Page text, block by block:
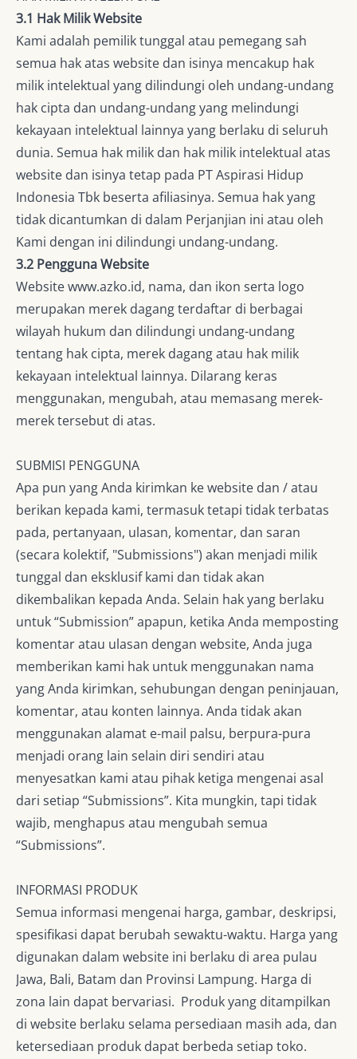
3.1 Hak Milik Website
Kami adalah pemilik tunggal atau pemegang sah
semua hak atas website dan isinya mencakup hak
milik intelektual yang dilindungi oleh undang-undang
hak cipta dan undang-undang yang melindungi
kekayaan intelektual lainnya yang berlaku di seluruh
dunia. Semua hak milik dan hak milik intelektual atas
website dan isinya tetap pada PT Aspirasi Hidup
Indonesia Tbk beserta afiliasinya. Semua hak yang
tidak dicantumkan di dalam Perjanjian ini atau oleh
Kami dengan ini dilindungi undang-undang.
3.2 Pengguna Website
Website www.azko.id, nama, dan ikon serta logo
merupakan merek dagang terdaftar di berbagai
wilayah hukum dan dilindungi undang-undang
tentang hak cipta, merek dagang atau hak milik
kekayaan intelektual lainnya. Dilarang keras
menggunakan, mengubah, atau memasang merek-
merek tersebut di atas.
SUBMISI PENGGUNA
Apa pun yang Anda kirimkan ke website dan / atau
berikan kepada kami, termasuk tetapi tidak terbatas
pada, pertanyaan, ulasan, komentar, dan saran
(secara kolektif, "Submissions") akan menjadi milik
tunggal dan eksklusif kami dan tidak akan
dikembalikan kepada Anda. Selain hak yang berlaku
untuk “Submission” apapun, ketika Anda memposting
komentar atau ulasan dengan website, Anda juga
memberikan kami hak untuk menggunakan nama
yang Anda kirimkan, sehubungan dengan peninjauan,
komentar, atau konten lainnya. Anda tidak akan
menggunakan alamat e-mail palsu, berpura-pura
menjadi orang lain selain diri sendiri atau
menyesatkan kami atau pihak ketiga mengenai asal
dari setiap “Submissions”. Kita mungkin, tapi tidak
wajib, menghapus atau mengubah semua
“Submissions”.
INFORMASI PRODUK
Semua informasi mengenai harga, gambar, deskripsi,
spesifikasi dapat berubah sewaktu-waktu. Harga yang
digunakan dalam website ini berlaku di area pulau
Jawa, Bali, Batam dan Provinsi Lampung. Harga di
zona lain dapat bervariasi. Produk yang ditampilkan
di website berlaku selama persediaan masih ada, dan
ketersediaan produk dapat berbeda setiap toko.